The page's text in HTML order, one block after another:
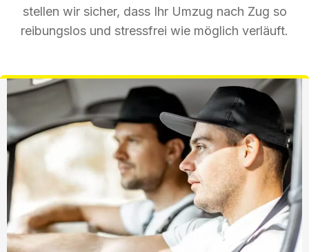
stellen wir sicher, dass Ihr Umzug nach Zug so
reibungslos und stressfrei wie möglich verläuft.